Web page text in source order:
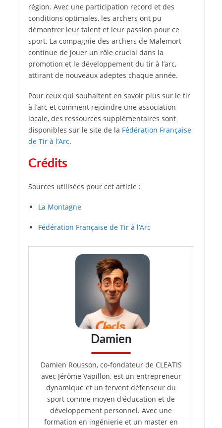
région. Avec une participation record et des
conditions optimales, les archers ont pu
démontrer leur talent et leur passion pour ce
sport. La compagnie des archers de Malemort
continue de jouer un rôle crucial dans la
promotion et le développement du tir à l’arc,
attirant de nouveaux adeptes chaque année.
Pour ceux qui souhaitent en savoir plus sur le tir
à l’arc et comment rejoindre une association
locale, des ressources supplémentaires sont
disponibles sur le site de la Fédération Française
de Tir à l’Arc.
Crédits
Sources utilisées pour cet article :
La Montagne
Fédération Française de Tir à l’Arc
Damien
Damien Rousson, co-fondateur de CLEATIS
avec Jérôme Vapillon, est un entrepreneur
dynamique et un fervent défenseur du
sport comme moyen d'éducation et de
développement personnel. Avec une
formation en ingénierie et un master en